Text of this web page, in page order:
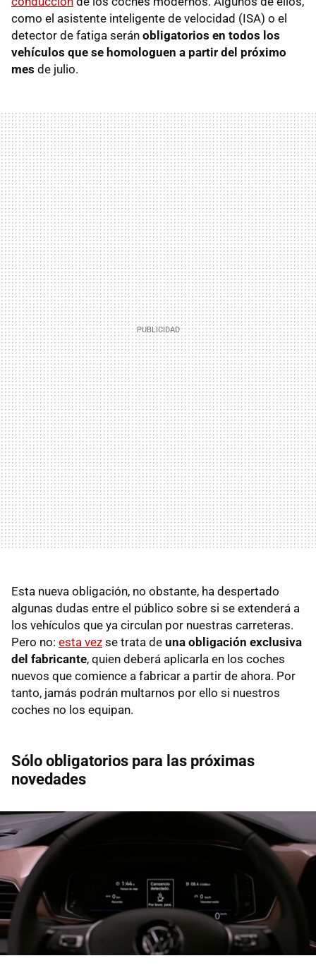
como el asistente inteligente de velocidad (ISA) o el
detector de fatiga serán obligatorios en todos los
vehículos que se homologuen a partir del próximo
mes de julio.
Esta nueva obligación, no obstante, ha despertado
algunas dudas entre el público sobre si se extenderá a
los vehículos que ya circulan por nuestras carreteras.
Pero no: esta vez se trata de una obligación exclusiva
del fabricante, quien deberá aplicarla en los coches
nuevos que comience a fabricar a partir de ahora. Por
tanto, jamás podrán multarnos por ello si nuestros
coches no los equipan.
Sólo obligatorios para las próximas
novedades